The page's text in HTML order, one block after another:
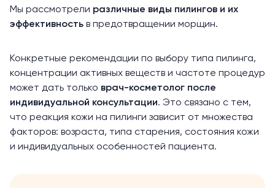
Мы рассмотрели различные виды пилингов и их
эффективность в предотвращении морщин.
Конкретные рекомендации по выбору типа пилинга,
концентрации активных веществ и частоте процедур
может дать только врач-косметолог после
индивидуальной консультации. Это связано с тем,
что реакция кожи на пилинги зависит от множества
факторов: возраста, типа старения, состояния кожи
и индивидуальных особенностей пациента.